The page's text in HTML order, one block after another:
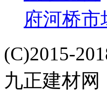
府河桥市
(C)2015-
九正建材网